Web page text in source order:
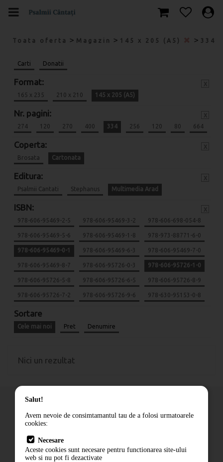
Toata oferta > Magazin > 145 x 205 (A5) > 334
Carti Donatii
Format:
165 x 235 210 x 210 145 x 205 (A5)
Nr. pagini:
274 120 270 400 334 256 120 80 664
Coperta:
Brosata Cartonata
Editura:
Psalmii Cantati Stephanus Multimedia Arad
ISBN:
978-606-95469-2-5 978-606-95469-3-2 978-606-698-054-8
978-606-95469-5-6 978-606-95469-1-8 978-973-88771-6-0
978-606-95469-0-1 978-606-95469-6-3 978-606-95469-7-0
978-606-95469-8-7 978-606-95726-0-3 978-606-95726-1-0
978-606-95726-5-8 978-606-95726-6-5 978-606-95726-8-9
978-606-95726-7-2 978-606-95726-9-6 978-630-95153-0-8
Sortare
Cele mai noi Pret Denumire
Nici un rezultat
Cum comand
Livrare
Contact
Salut!
Avem nevoie de consimtamantul tau de a folosi urmatoarele
cookies:
Necesare
Aceste cookies sunt necesare pentru functionarea site-ului
web si nu pot fi dezactivate